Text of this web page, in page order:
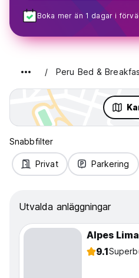
Boka mer än 1 dagar i
Peru Bed &
Snabbfilter
Privat Parkering
Utvalda anläggningar
9.1Superb